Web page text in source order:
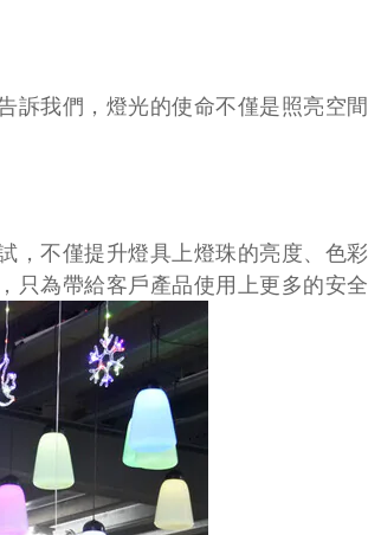
訴我們，燈光的使命不僅是照亮空
，不僅提升燈具上燈珠的亮度、色
只為帶給客戶產品使用上更多的安全